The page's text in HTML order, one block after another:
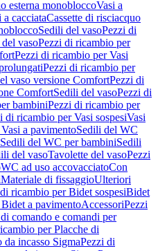
esterna monobloccoVasi a
cacciataCassette di risciacquo
Sedili del vasoPezzi di
vasoPezzi di ricambio per
Pezzi di ricambio per Vasi
Pezzi di ricambio per
vaso versione ComfortPezzi di
ComfortSedili del vasoPezzi di
bambiniPezzi di ricambio per
di ricambio per Vasi sospesiVasi
a pavimentoSedili del WC
del WC per bambiniSedili
del vasoTavolette del vasoPezzi
WC ad uso accovacciatoCon
Materiale di fissaggioUlteriori
ricambio per Bidet sospesiBidet
a pavimentoAccessoriPezzi
comando e comandi per
per Placche di
da incasso SigmaPezzi di